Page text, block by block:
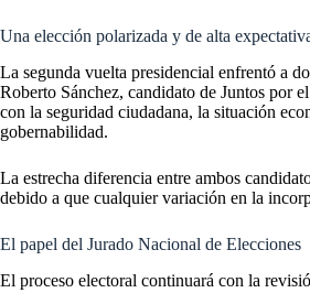
Una elección polarizada y de alta
La segunda vuelta presidencial enfrentó a
Roberto Sánchez, candidato de Juntos por
con la seguridad ciudadana, la situación
gobernabilidad.
La estrecha diferencia entre ambos
debido a que cualquier variación en la
El papel del Jurado Nacional de Elecciones
El proceso electoral continuará con la